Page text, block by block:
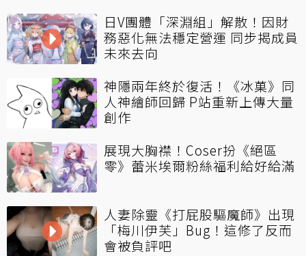
日V團體「深淵組」解散！因財
務惡化無法穩定營運 同步揭成員
未來去向
神隱兩年終於復活！《冰菓》同
人神繪師回歸 P站重新上傳大量
創作
展現大胸襟！Coser扮《絕區
零》蕾米埃爾粉絲福利給好給滿
人妻除靈《打屁股驅魔師》出現
「梅川伊芙」Bug！這修了反而
會被負評吧